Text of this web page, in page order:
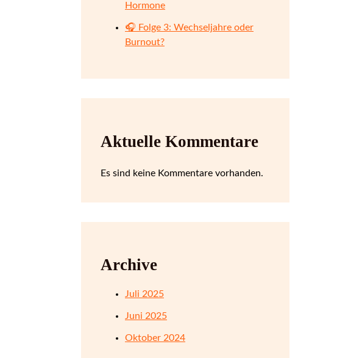
Hormone
🎧 Folge 3: Wechseljahre oder
Burnout?
Aktuelle Kommentare
Es sind keine Kommentare vorhanden.
Archive
Juli 2025
Juni 2025
Oktober 2024